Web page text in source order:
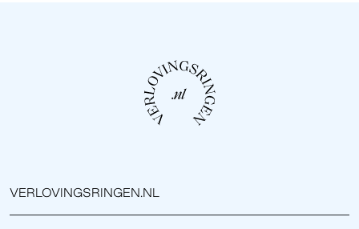
VERLOVINGSRINGEN.NL